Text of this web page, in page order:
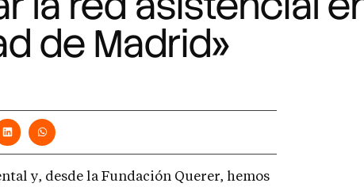
de Madrid»
y, desde la Fundación Querer, hemos